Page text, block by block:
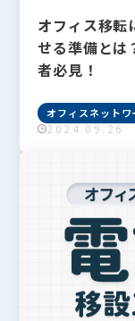
オフィス移転
せる準備とは
者必見！
オフィスネットワ
2024.09.26